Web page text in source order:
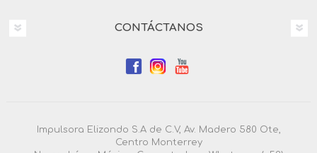
CONTÁCTANOS
Impulsora Elizondo S.A de C.V, Av. Madero 580 Ote,
Centro Monterrey